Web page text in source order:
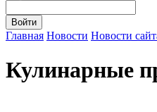
Главная Новости Новости
Кулинарные